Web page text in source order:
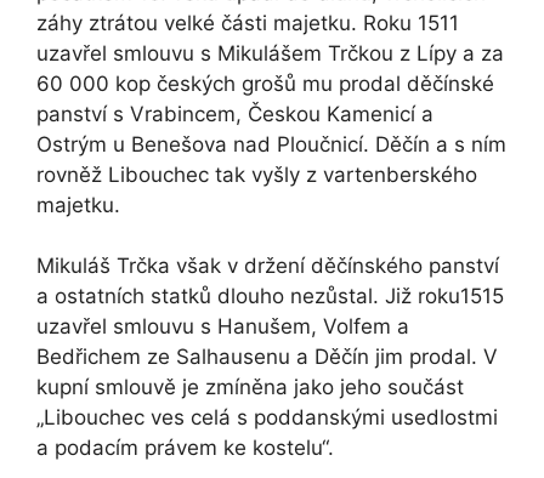
záhy ztrátou velké části majetku. Roku 1511
uzavřel smlouvu s Mikulášem Trčkou z Lípy a za
60 000 kop českých grošů mu prodal děčínské
panství s Vrabincem, Českou Kamenicí a
Ostrým u Benešova nad Ploučnicí. Děčín a s ním
rovněž Libouchec tak vyšly z vartenberského
majetku.
Mikuláš Trčka však v držení děčínského panství
a ostatních statků dlouho nezůstal. Již roku1515
uzavřel smlouvu s Hanušem, Volfem a
Bedřichem ze Salhausenu a Děčín jim prodal. V
kupní smlouvě je zmíněna jako jeho součást
„Libouchec ves celá s poddanskými usedlostmi
a podacím právem ke kostelu“.